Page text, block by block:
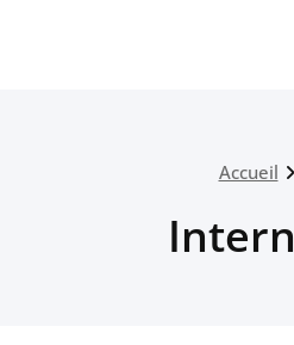
Accueil